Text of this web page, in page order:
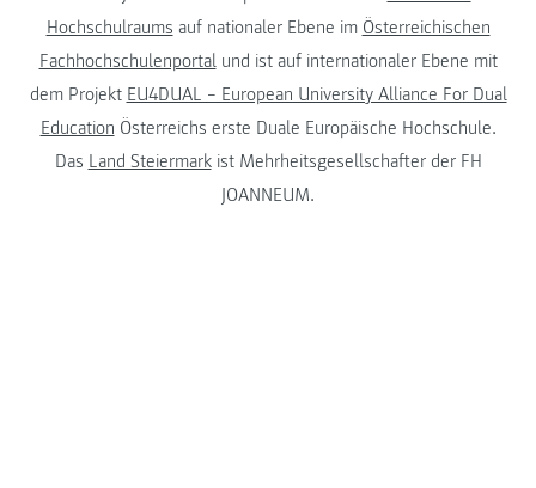
Hochschulraums auf nationaler Ebene im Österreichischen
Fachhochschulenportalund ist auf internationaler Ebene mit
dem Projekt EU4DUAL – European University Alliance For Dual
Education Österreichs erste Duale Europäische Hochschule.
Das Land Steiermarkist Mehrheitsgesellschafter der FH
JOANNEUM.